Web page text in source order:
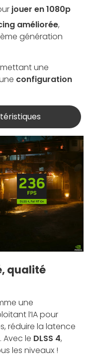
jouer en 1080p
améliorée,
génération
une
configuration
qualité
une
l’IA pour
réduire la latence
. Avec le DLSS 4,
les niveaux !